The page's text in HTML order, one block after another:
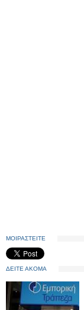
ΜΟΙΡΑΣΤΕΙΤΕ
ΔΕΙΤΕ ΑΚΟΜΑ